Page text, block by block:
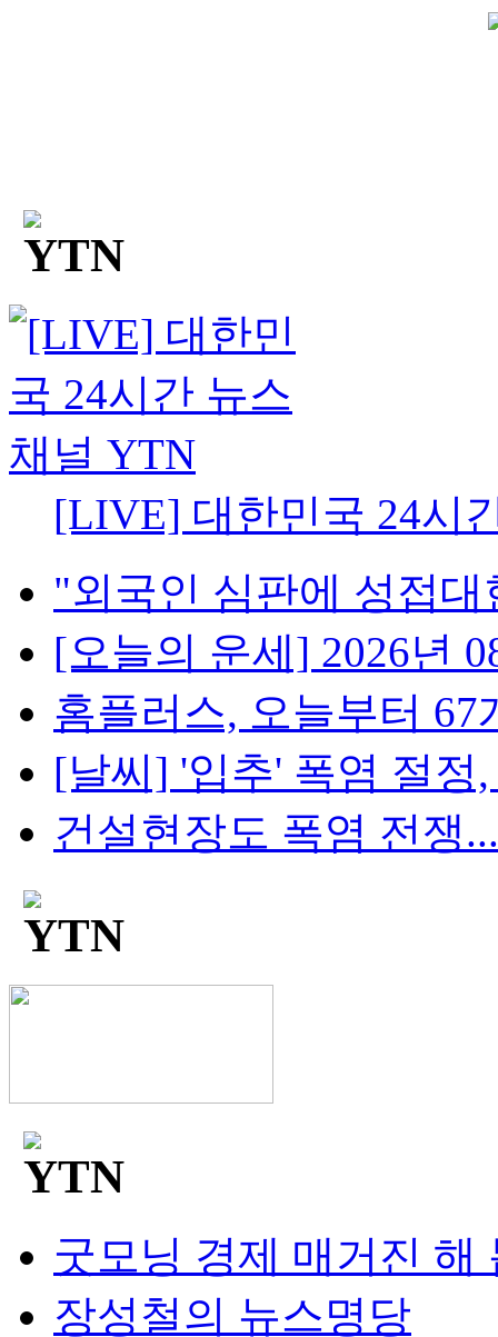
[LIVE] 대한민국 24시
"외국인 심판에 성접대
[오늘의 운세] 2026년
홈플러스, 오늘부터 67
[날씨] '입추' 폭염 절정,
건설현장도 폭염 전쟁
굿모닝 경제 매거진 해
장성철의 뉴스명당